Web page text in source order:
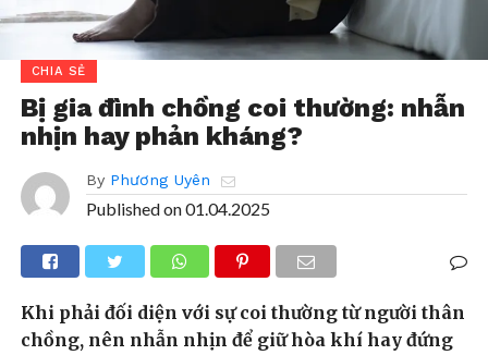
CHIA SẺ
Bị gia đình chồng coi thường: nhẫn
nhịn hay phản kháng?
By Phương Uyên
Published on01.04.2025
Khi phải đối diện với sự coi thường từ người thân
chồng, nên nhẫn nhịn để giữ hòa khí hay đứng